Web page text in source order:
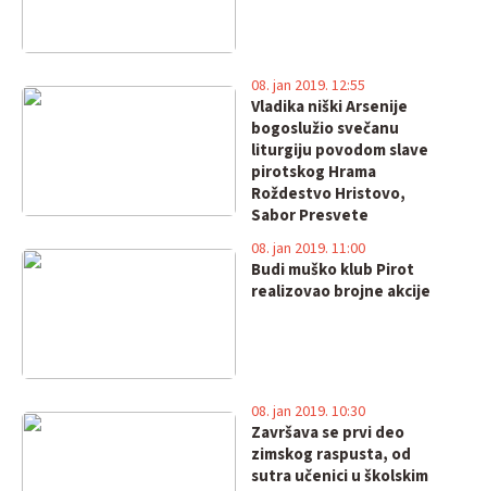
Vladika niški Arsenije
bogoslužio svečanu
liturgiju povodom slave
pirotskog Hrama
Roždestvo Hristovo,
Sabor Presvete
Bogorodice
08. jan 2019. 12:55
Budi muško klub Pirot
realizovao brojne akcije
08. jan 2019. 11:00
Završava se prvi deo
zimskog raspusta, od
sutra učenici u školskim
08. jan 2019. 10:30